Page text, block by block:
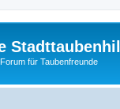
für Taubenfreunde